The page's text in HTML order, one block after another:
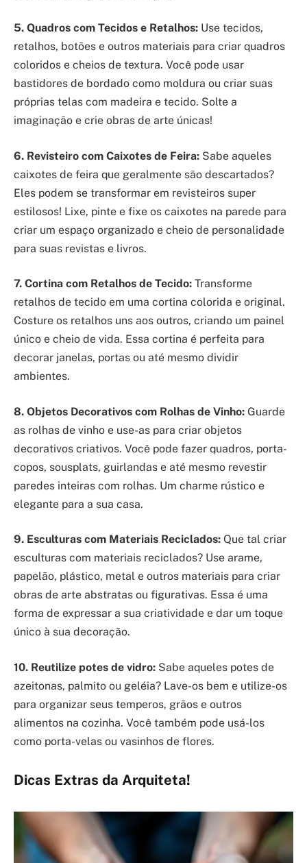
5. Quadros com Tecidos e Retalhos: Use tecidos,
retalhos, botões e outros materiais para criar quadros
coloridos e cheios de textura. Você pode usar
bastidores de bordado como moldura ou criar suas
próprias telas com madeira e tecido. Solte a
imaginação e crie obras de arte únicas!
6. Revisteiro com Caixotes de Feira: Sabe aqueles
caixotes de feira que geralmente são descartados?
Eles podem se transformar em revisteiros super
estilosos! Lixe, pinte e fixe os caixotes na parede para
criar um espaço organizado e cheio de personalidade
para suas revistas e livros.
7. Cortina com Retalhos de Tecido: Transforme
retalhos de tecido em uma cortina colorida e original.
Costure os retalhos uns aos outros, criando um painel
único e cheio de vida. Essa cortina é perfeita para
decorar janelas, portas ou até mesmo dividir
ambientes.
8. Objetos Decorativos com Rolhas de Vinho: Guarde
as rolhas de vinho e use-as para criar objetos
decorativos criativos. Você pode fazer quadros, porta-
copos, sousplats, guirlandas e até mesmo revestir
paredes inteiras com rolhas. Um charme rústico e
elegante para a sua casa.
9. Esculturas com Materiais Reciclados: Que tal criar
esculturas com materiais reciclados? Use arame,
papelão, plástico, metal e outros materiais para criar
obras de arte abstratas ou figurativas. Essa é uma
forma de expressar a sua criatividade e dar um toque
único à sua decoração.
10. Reutilize potes de vidro: Sabe aqueles potes de
azeitonas, palmito ou geléia? Lave-os bem e utilize-os
para organizar seus temperos, grãos e outros
alimentos na cozinha. Você também pode usá-los
como porta-velas ou vasinhos de flores.
Dicas Extras da Arquiteta!